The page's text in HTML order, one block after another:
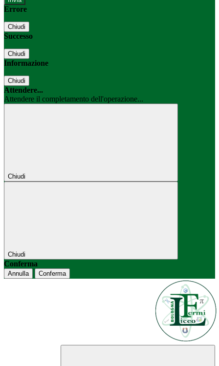
Errore
Chiudi
Successo
Chiudi
Informazione
Chiudi
Attendere...
Attendere il completamento dell'operazione...
Chiudi
Chiudi
Conferma
Annulla Conferma